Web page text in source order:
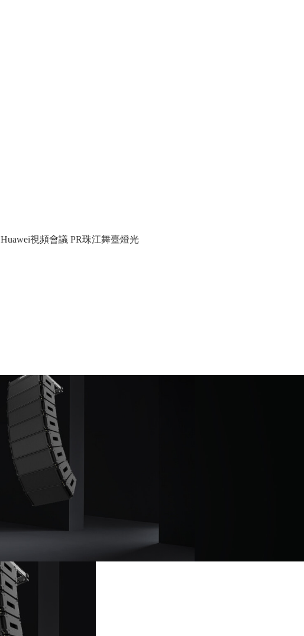
Huawei視頻會議 PR珠江舞臺燈光